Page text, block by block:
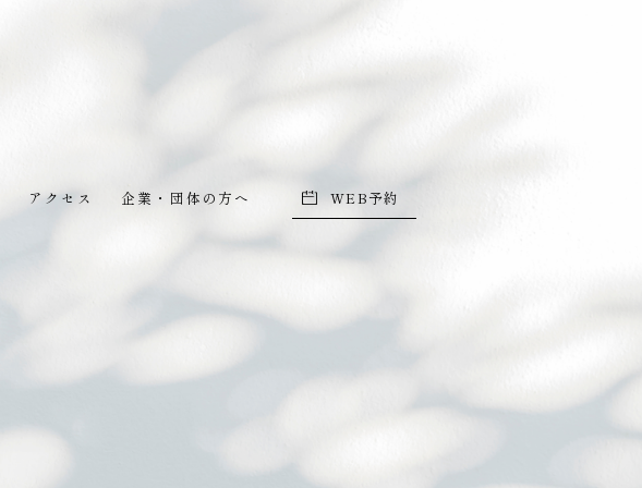
アクセス 企業・団体の方へ WEB予約